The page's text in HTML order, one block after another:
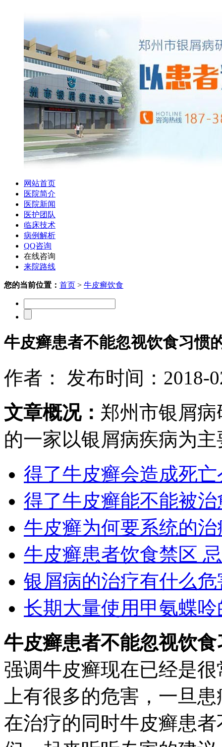
网站首页
医院简介
医院新闻
医护团队
临床技术
病例解析
QQ咨询
在线咨询
来院路线
您的当前位置： 首页 > 牛皮癣饮食
牛皮癣患者不能忽视饮食习惯
作者： 发布时间：2018-
文章概况： 郑州市银屑
的一家以银屑病疾病为
得了牛皮癣会造成死亡
得了牛皮癣能不能被
牛皮癣为何要系统的治
牛皮癣患者饮食禁区
银屑病的治疗有什么危
长期大量使用甲氨蝶
牛皮癣患者不能忽视饮
强调牛皮癣现在已经是
上有很多的危害，一旦
在治疗的同时牛皮癣患